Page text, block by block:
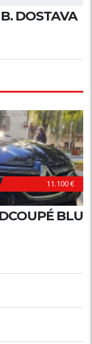
DOSTAVA
11.100 €
BLU